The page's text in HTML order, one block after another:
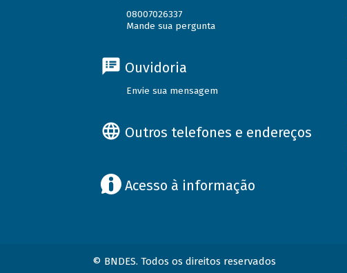
08007026337
Mande sua pergunta
Ouvidoria
Envie sua mensagem
Outros telefones e endereços
Acesso à informação
© BNDES. Todos os direitos reservados